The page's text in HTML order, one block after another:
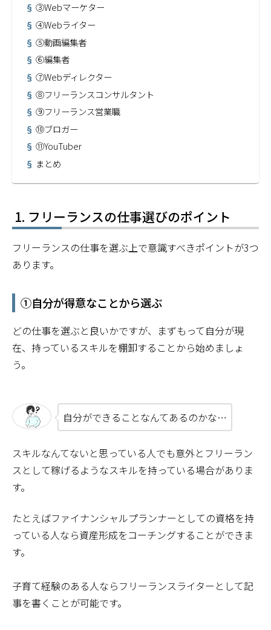
③Webマーケター
④Webライター
⑤動画編集者
⑥編集者
⑦Webディレクター
⑧フリーランスコンサルタント
⑨フリーランス営業職
⑩ブロガー
⑪YouTuber
まとめ
フリーランスの仕事選びのポイント
フリーランスの仕事を選ぶ上で意識すべきポイントが3つ
あります。
①自分が得意なことから選ぶ
どの仕事を選ぶと良いかですが、まずもって自分が現
在、持っているスキルを棚卸することから始めましょ
う。
自分ができることなんてあるのかな…
スキルなんてないと思っている人でも意外とフリーラン
スとして稼げるようなスキルを持っている場合がありま
す。
たとえばファイナンシャルプランナーとしての資格を持
っている人なら資産形成をコーチングすることができま
す。
子育て経験のある人ならフリーランスライターとして記
事を書くことが可能です。